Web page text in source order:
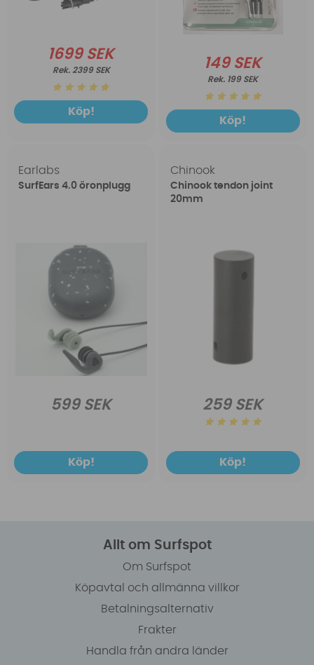
1699 SEK
2399 SEK
Köp!
149 SEK
199 SEK
Köp!
Earlabs
SurfEars 4.0 öronplugg
599 SEK
Köp!
Chinook
Chinook tendon joint
20mm
259 SEK
Köp!
Allt om Surfspot
Om Surfspot
Köpavtal och allmänna villkor
Betalningsalternativ
Frakter
Handla från andra länder